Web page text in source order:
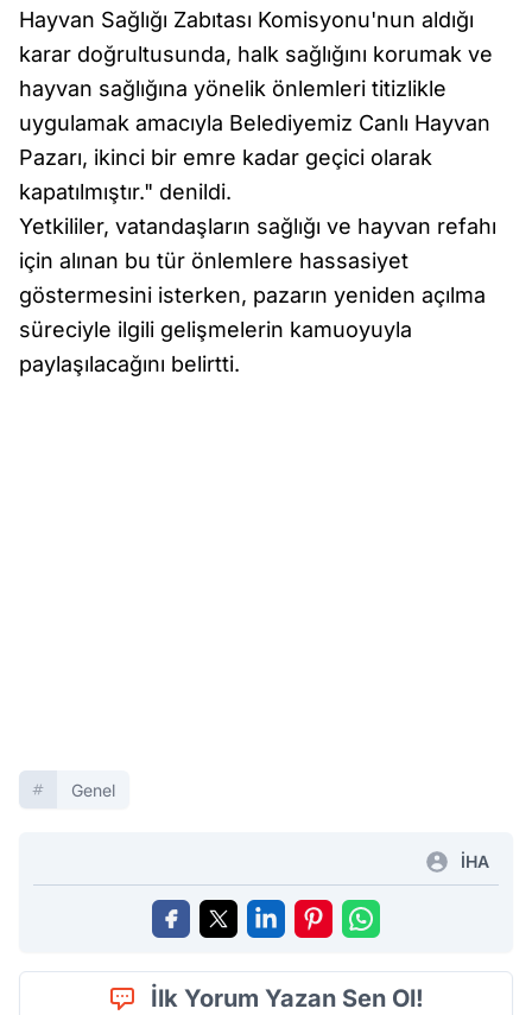
Hayvan Sağlığı Zabıtası Komisyonu'nun aldığı
karar doğrultusunda, halk sağlığını korumak ve
hayvan sağlığına yönelik önlemleri titizlikle
uygulamak amacıyla Belediyemiz Canlı Hayvan
Pazarı, ikinci bir emre kadar geçici olarak
kapatılmıştır." denildi.
Yetkililer, vatandaşların sağlığı ve hayvan refahı
için alınan bu tür önlemlere hassasiyet
göstermesini isterken, pazarın yeniden açılma
süreciyle ilgili gelişmelerin kamuoyuyla
paylaşılacağını belirtti.
Genel
İHA
İlk Yorum Yazan Sen Ol!